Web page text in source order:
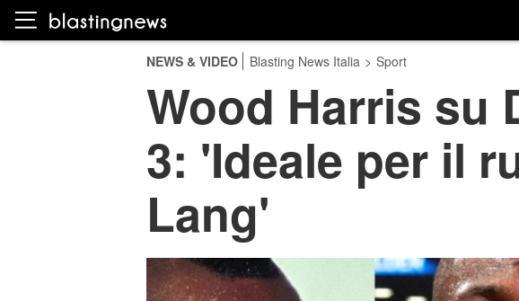
NEWS & VIDEO Blasting News Italia > Sport
Wood Harris su
3: 'Ideale per il
Lang'